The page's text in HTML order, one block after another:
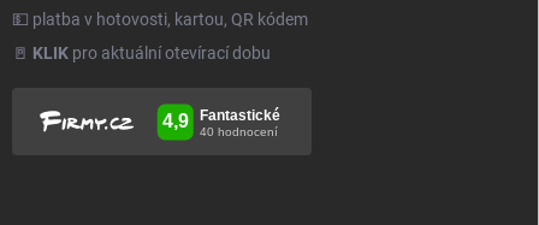
💵 platba v hotovosti, kartou, QR kódem
🚪 KLIK pro aktuální otevírací dobu